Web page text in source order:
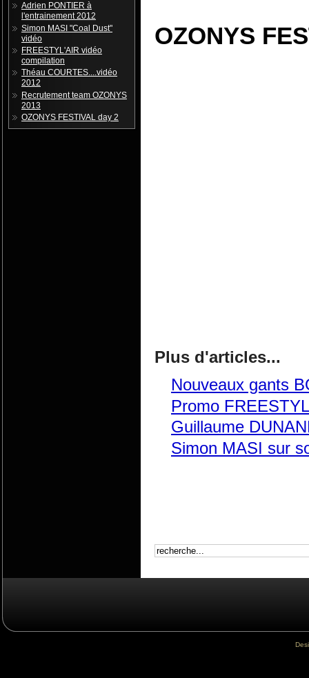
Adrien PONTIER à
l'entrainement 2012
Simon MASI "Coal Dust"
vidéo
FREESTYL'AIR vidéo
compilation
Théau COURTES....vidéo
2012
Recrutement team OZONYS
2013
OZONYS FESTIVAL day 2
OZONYS
Plus d'articles...
Nouveaux gants
Promo
Guillaume
Simon MASI sur